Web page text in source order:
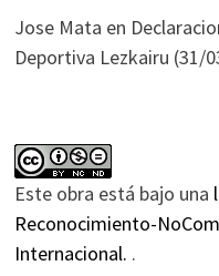
Jose Mata en
Deportiva Lezkairu (31/
Este obra está bajo una
Reconocimiento-
Internacional. .